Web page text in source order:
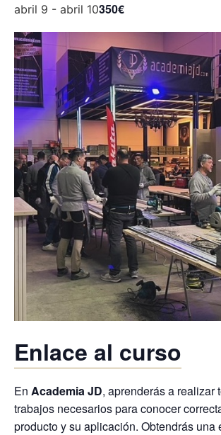
abril 9 - abril 10350€
Enlace al curso
En Academia JD, aprenderás a realizar
trabajos necesarios para conocer
producto y su aplicación. Obtendrás una